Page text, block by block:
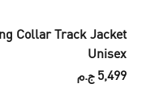
Collar Track Jacket
Unisex
5,499 ج.م